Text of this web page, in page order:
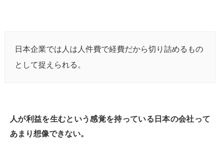
日本企業では人は人件費で経費だから切り詰めるもの
として捉えられる。
人が利益を生むという感覚を持っている日本の会社って
あまり想像できない。